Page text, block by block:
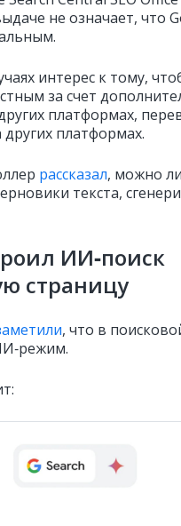
не означает, что
интерес к тому,
за счет
платформах,
платформах.
рассказал, можно ли
текста,
ИИ‑поиск
страницу
, что в